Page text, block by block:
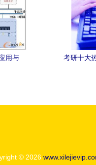
用与
考研十大
© 2026